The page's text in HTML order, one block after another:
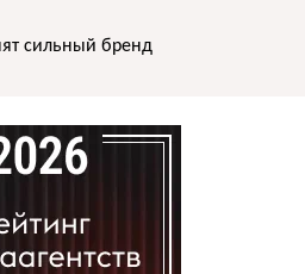
сильный бренд